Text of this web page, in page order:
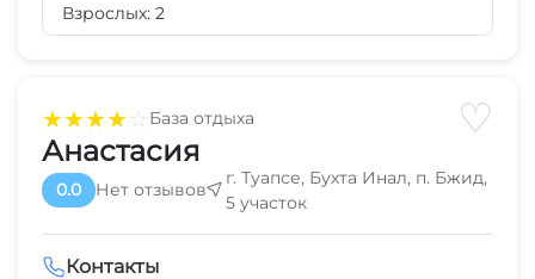
★★★★☆База отдыха ♡
Анастасия
0.0 Нет отзывов
г. Туапсе, Бухта Инал, п. Бжид,
5 участок
Контакты
Взрослых: 2